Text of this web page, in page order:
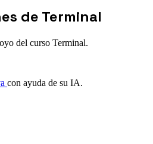
de Terminal
del curso Terminal.
con ayuda de su IA.